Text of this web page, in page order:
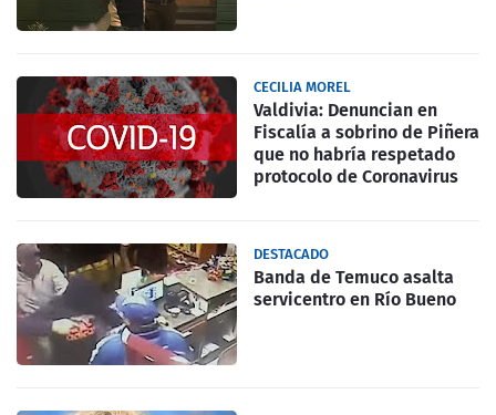
CECILIA MOREL
Valdivia: Denuncian en
Fiscalía a sobrino de Piñera
que no habría respetado
protocolo de Coronavirus
DESTACADO
Banda de Temuco asalta
servicentro en Río Bueno